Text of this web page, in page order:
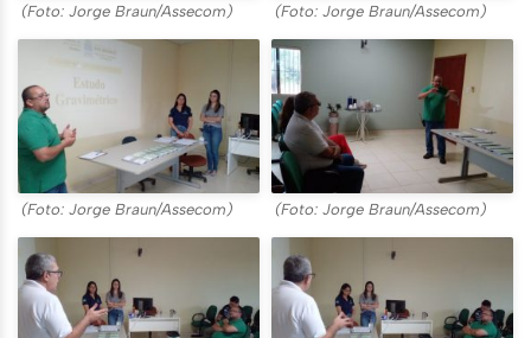
(Foto: Jorge Braun/Assecom) (Foto: Jorge Braun/Assecom)
(Foto: Jorge Braun/Assecom) (Foto: Jorge Braun/Assecom)